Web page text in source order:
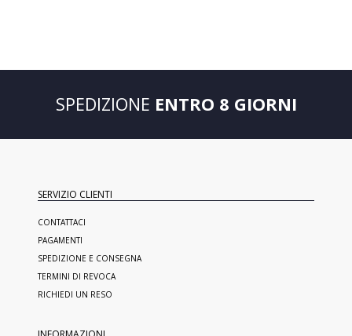
SPEDIZIONE ENTRO 8 GIORNI
SERVIZIO CLIENTI
CONTATTACI
PAGAMENTI
SPEDIZIONE E CONSEGNA
TERMINI DI REVOCA
RICHIEDI UN RESO